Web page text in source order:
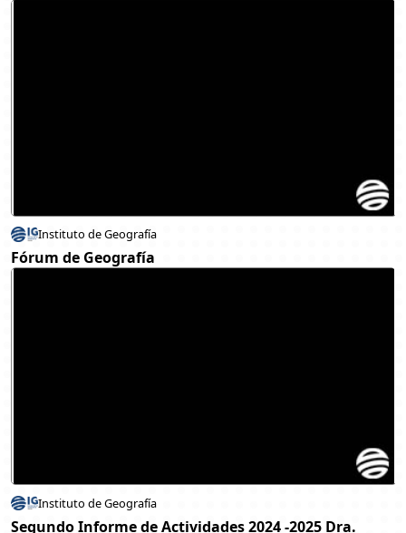
Instituto de Geografía
Fórum de Geografía
Instituto de Geografía
Segundo Informe de Actividades 2024 -2025 Dra.